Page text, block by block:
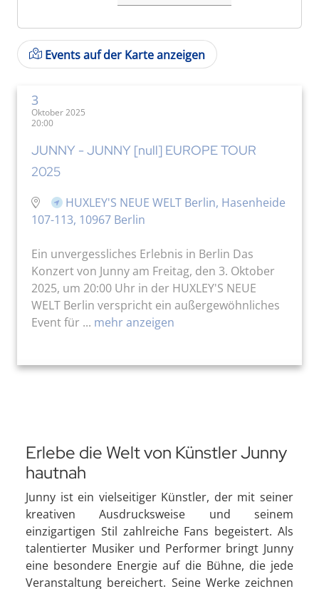
Events auf der Karte anzeigen
3
Oktober 2025
20:00
JUNNY - JUNNY [null] EUROPE TOUR
2025
HUXLEY'S NEUE WELT Berlin, Hasenheide
107-113, 10967 Berlin
Ein unvergessliches Erlebnis in Berlin Das
Konzert von Junny am Freitag, den 3. Oktober
2025, um 20:00 Uhr in der HUXLEY'S NEUE
WELT Berlin verspricht ein außergewöhnliches
Event für ... mehr anzeigen
Erlebe die Welt von Künstler Junny
hautnah
Junny ist ein vielseitiger Künstler, der mit seiner
kreativen Ausdrucksweise und seinem
einzigartigen Stil zahlreiche Fans begeistert. Als
talentierter Musiker und Performer bringt Junny
eine besondere Energie auf die Bühne, die jede
Veranstaltung bereichert. Seine Werke zeichnen